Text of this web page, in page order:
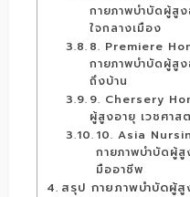
กายภาพบำบัดผู้สู
ใจกลางเมือง
8. Premiere
กายภาพบำบัดผู้สู
ถึงบ้าน
9. Chersery
ผู้สูงอายุ เวชศาส
10. Asia
กายภาพบำบัดผู้
มืออาชีพ
สรุป กายภาพบำบัดผู้สู